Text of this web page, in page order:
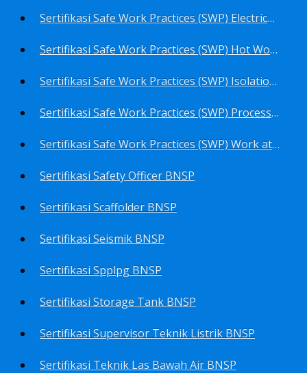
Sertifikasi Safe Work Practices (SWP) Electrical Safe Work BNSP
Sertifikasi Safe Work Practices (SWP) Hot Work BNSP
Sertifikasi Safe Work Practices (SWP) Isolation of Hazardous Energy BNSP
Sertifikasi Safe Work Practices (SWP) Process Overview and Awareness BNSP
Sertifikasi Safe Work Practices (SWP) Work at Height BNSP
Sertifikasi Safety Officer BNSP
Sertifikasi Scaffolder BNSP
Sertifikasi Seismik BNSP
Sertifikasi Spplpg BNSP
Sertifikasi Storage Tank BNSP
Sertifikasi Supervisor Teknik Listrik BNSP
Sertifikasi Teknik Las Bawah Air BNSP